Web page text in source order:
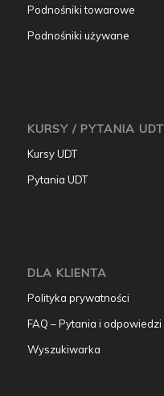
Podnośniki towarowe
Podnośniki używane
KURSY / PYTANIA UDT
Kursy UDT
Pytania UDT
DLA KLIENTA
Polityka prywatności
FAQ – Pytania i odpowiedzi
Wyszukiwarka